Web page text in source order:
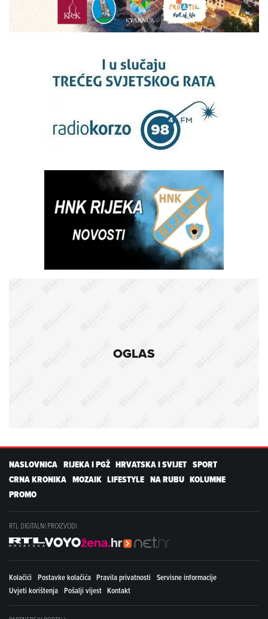
OGLAS
NASLOVNICA RIJEKA I PGŽ HRVATSKA I SVIJET SPORT
CRNA KRONIKA MOZAIK LIFESTYLE NA RUBU KOLUMNE
PROMO
RTL DIGITALNI PROIZVODI
Kolačići Postavke kolačića Pravila privatnosti
Servisne informacije
Uvjeti korištenja Pošalji vijest Kontakt